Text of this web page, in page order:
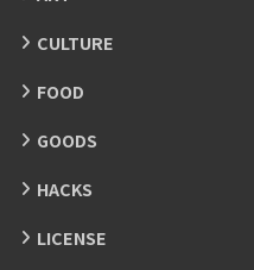
CULTURE
FOOD
GOODS
HACKS
LICENSE